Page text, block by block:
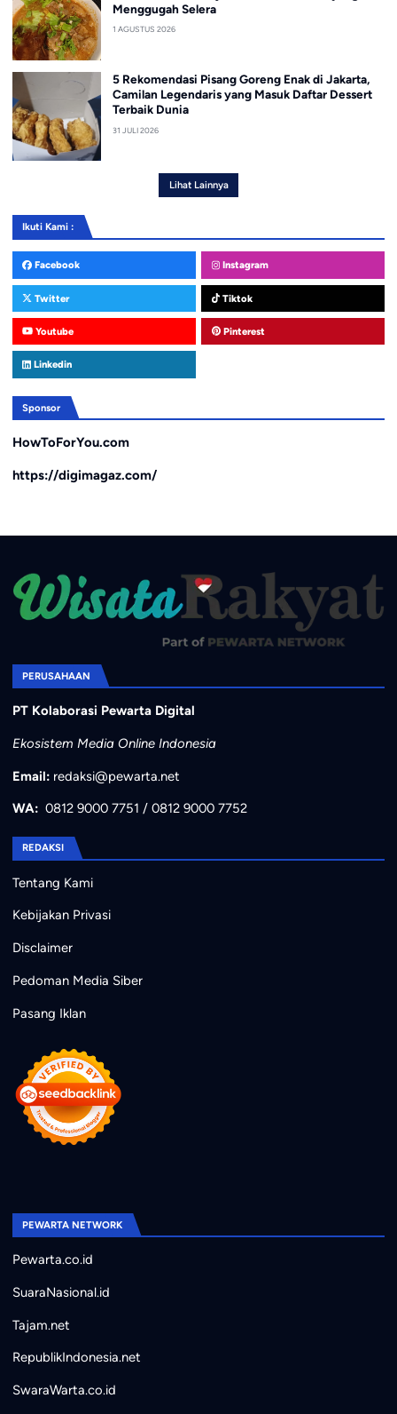
Menggugah Selera
1 AGUSTUS 2026
5 Rekomendasi Pisang Goreng Enak di Jakarta,
Camilan Legendaris yang Masuk Daftar Dessert
Terbaik Dunia
31 JULI 2026
Lihat Lainnya
Ikuti Kami :
Facebook Instagram
Twitter Tiktok
Youtube Pinterest
Linkedin
Sponsor
HowToForYou.com
https://digimagaz.com/
PERUSAHAAN
PT Kolaborasi Pewarta Digital
Ekosistem Media Online Indonesia
Email: redaksi@pewarta.net
WA: 0812 9000 7751 / 0812 9000 7752
REDAKSI
Tentang Kami
Kebijakan Privasi
Disclaimer
Pedoman Media Siber
Pasang Iklan
PEWARTA NETWORK
Pewarta.co.id
SuaraNasional.id
Tajam.net
RepublikIndonesia.net
SwaraWarta.co.id